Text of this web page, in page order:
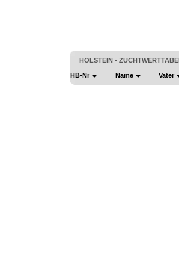
HOLSTEIN -
HB-Nr Name Vater